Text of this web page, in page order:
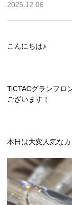
2025.12.06
こんにちは♪
TiCTACグランフロ
ございます！
本日は大変人気な